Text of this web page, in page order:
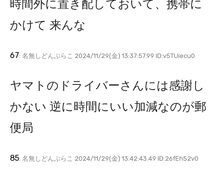
時間外に置き配しておいて、携帯に
かけて 来んな
67: 名無しどんぶらこ 2024/11/29(金) 13:37:57.99 ID:v5TUiecu0
ヤマトのドライバーさんには感謝し
かない 逆に時間にいい加減なのが郵
便局
85: 名無しどんぶらこ 2024/11/29(金) 13:42:43.49 ID:26fEh52v0